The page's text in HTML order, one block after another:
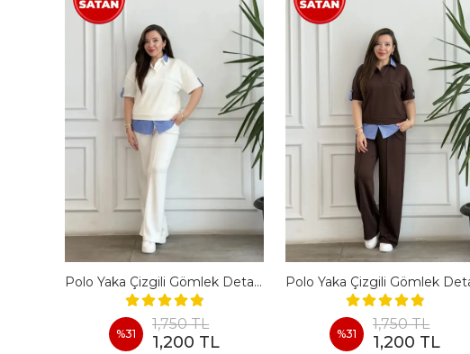
Polo Yaka Çizgili Gömlek Detaylı Kısa Kollu Takım - BEYAZ
%31
1,750 TL
1,200 TL %31
1,750 TL
1,200 TL